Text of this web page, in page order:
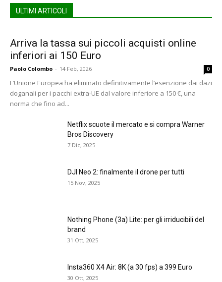
ULTIMI ARTICOLI
Arriva la tassa sui piccoli acquisti online
inferiori ai 150 Euro
Paolo Colombo - 14 Feb, 2026 0
L’Unione Europea ha eliminato definitivamente l’esenzione dai dazi
doganali per i pacchi extra-UE dal valore inferiore a 150 €, una
norma che fino ad...
Netflix scuote il mercato e si compra Warner
Bros Discovery
7 Dic, 2025
DJI Neo 2: finalmente il drone per tutti
15 Nov, 2025
Nothing Phone (3a) Lite: per gli irriducibili del
brand
31 Ott, 2025
Insta360 X4 Air: 8K (a 30 fps) a 399 Euro
30 Ott, 2025